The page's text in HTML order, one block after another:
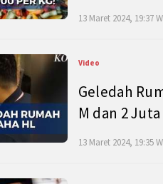
13 Maret 2024, 19:37
Video
Geledah
M dan 2
13 Maret 2024, 19:35